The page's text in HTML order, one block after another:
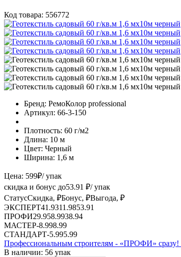
Код товара: 556772
Бренд: РемоКолор professional
Артикул: 66-3-150
Плотность: 60 г/м2
Длина: 10 м
Цвет: Черный
Ширина: 1,6 м
Цена: 599₽/ упак
скидка и бонус до53.91 ₽/ упак
СтатусСкидка, ₽Бонус, ₽Выгода, ₽
ЭКСПЕРТ41.9311.9853.91
ПРОФИ29.958.9938.94
МАСТЕР-8.998.99
СТАНДАРТ-5.995.99
Профессиональным строителям - «ПРОФИ» сразу!
В наличии: 56 упак